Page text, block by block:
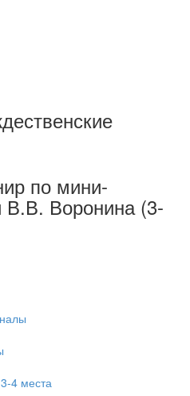
по мини-
В.В. Воронина (3-
4 места